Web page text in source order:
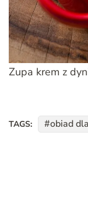
Zupa krem z
TAGS: obiad